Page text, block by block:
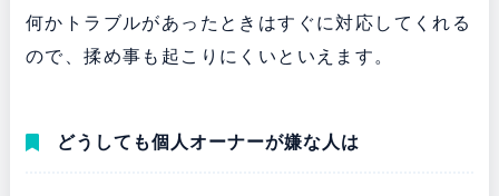
何かトラブルがあったときはすぐに対応してくれる
ので、揉め事も起こりにくいといえます。
どうしても個人オーナーが嫌な人は